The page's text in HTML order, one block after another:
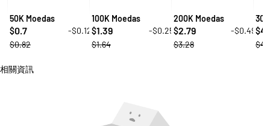
50K Moedas
$0.7
-$0.12
$0.82
100K Moedas
$1.39
-$0.25
$1.64
200K Moedas
$2.79
-$0.49
$3.28
$
相關資訊